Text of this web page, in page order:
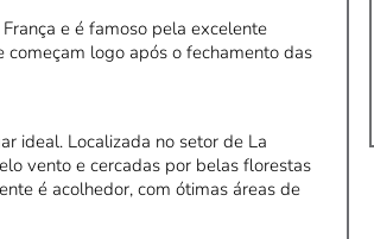
e é famoso pela excelente
logo após o fechamento das
ideal. Localizada no setor de La
vento e cercadas por belas florestas
é acolhedor, com ótimas áreas de